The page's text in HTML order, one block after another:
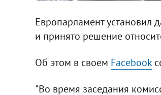
Европарламент установил
и принято решение
Об этом в своем Facebook
"Во время заседания